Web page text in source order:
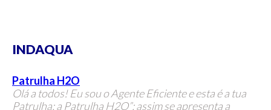
INDAQUA
Patrulha H2O
Olá a todos! Eu sou o Agente Eficiente e esta é a tua
Patrulha: a Patrulha H2O”: assim se apresenta a